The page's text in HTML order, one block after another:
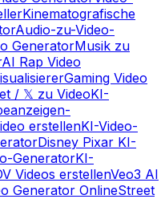
Kinematografische
Audio-zu-Video-
GeneratorMusik zu
AI Rap Video
Gaming Video
/ 𝕏 zu VideoKI-
erstellenKI-Video-
Disney Pixar KI-
GeneratorKI-
Videos erstellenVeo3 AI
Generator OnlineStreet